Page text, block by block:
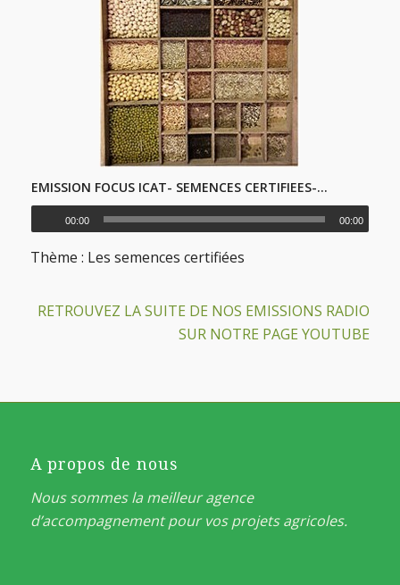
EMISSION FOCUS ICAT- SEMENCES CERTIFIEES-FR
00:00 00:00
Thème : Les semences certifiées
RETROUVEZ LA SUITE DE NOS EMISSIONS RADIO
SUR NOTRE PAGE YOUTUBE
A propos de nous
Nous sommes la meilleur agence
d’accompagnement pour vos projets agricoles.